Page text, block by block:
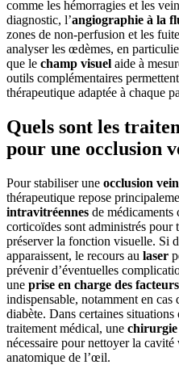
comme les hémorragies et les
diagnostic, l’angiographie à la
zones de non-perfusion et les
analyser les œdèmes, en
que le champ visuel aide à
outils complémentaires
thérapeutique adaptée à chaque
Quels sont les
pour une occlusion
Pour stabiliser une occlusion
thérapeutique repose
intravitréennes de
corticoïdes sont administrés pour
préserver la fonction visuelle. Si
apparaissent, le recours au laser
prévenir d’éventuelles
une prise en charge des
indispensable, notamment en cas
diabète. Dans certaines situations
traitement médical, une
nécessaire pour nettoyer la
anatomique de l’œil.